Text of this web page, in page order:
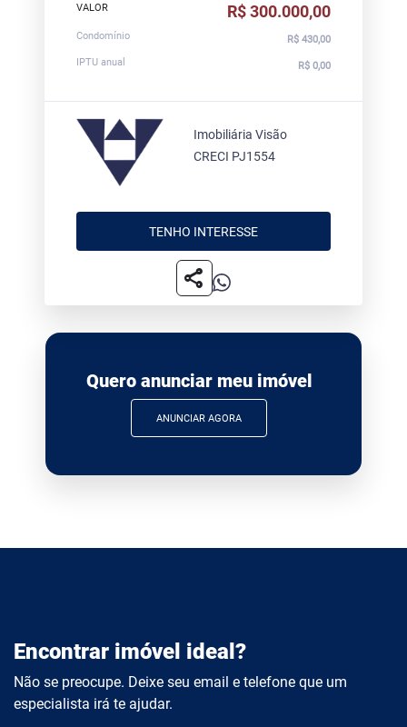
VALOR R$ 300.000,00
Condomínio
R$ 430,00
IPTU anual
R$ 0,00
Imobiliária Visão
CRECI PJ1554
TENHO INTERESSE
share
Quero anunciar meu imóvel
ANUNCIAR AGORA
Encontrar imóvel ideal?
Não se preocupe. Deixe seu email e telefone que um
especialista irá te ajudar.